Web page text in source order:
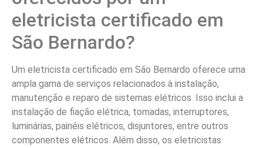
eletricista certificado em
São Bernardo?
Um eletricista certificado em São Bernardo oferece uma
ampla gama de serviços relacionados à instalação,
manutenção e reparo de sistemas elétricos. Isso inclui a
instalação de fiação elétrica, tomadas, interruptores,
luminárias, painéis elétricos, disjuntores, entre outros
componentes elétricos. Além disso, os eletricistas